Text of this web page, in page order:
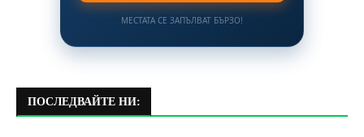
МЕСТАТА СЕ ЗАПЪЛВАТ БЪРЗО!
ПОСЛЕДВАЙТЕ НИ: